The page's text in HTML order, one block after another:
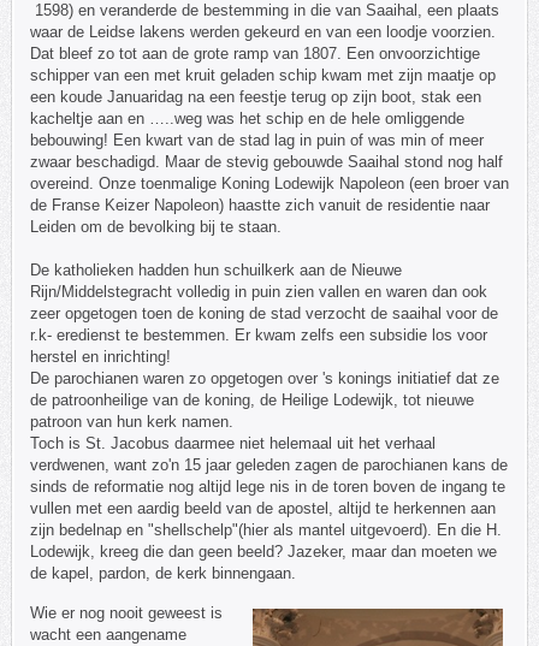
1598) en veranderde de bestemming in die van Saaihal, een plaats
waar de Leidse lakens werden gekeurd en van een loodje voorzien.
Dat bleef zo tot aan de grote ramp van 1807. Een onvoorzichtige
schipper van een met kruit geladen schip kwam met zijn maatje op
een koude Januaridag na een feestje terug op zijn boot, stak een
kacheltje aan en …..weg was het schip en de hele omliggende
bebouwing! Een kwart van de stad lag in puin of was min of meer
zwaar beschadigd. Maar de stevig gebouwde Saaihal stond nog half
overeind. Onze toenmalige Koning Lodewijk Napoleon (een broer van
de Franse Keizer Napoleon) haastte zich vanuit de residentie naar
Leiden om de bevolking bij te staan.
De katholieken hadden hun schuilkerk aan de Nieuwe
Rijn/Middelstegracht volledig in puin zien vallen en waren dan ook
zeer opgetogen toen de koning de stad verzocht de saaihal voor de
r.k- eredienst te bestemmen. Er kwam zelfs een subsidie los voor
herstel en inrichting!
De parochianen waren zo opgetogen over 's konings initiatief dat ze
de patroonheilige van de koning, de Heilige Lodewijk, tot nieuwe
patroon van hun kerk namen.
Toch is St. Jacobus daarmee niet helemaal uit het verhaal
verdwenen, want zo'n 15 jaar geleden zagen de parochianen kans de
sinds de reformatie nog altijd lege nis in de toren boven de ingang te
vullen met een aardig beeld van de apostel, altijd te herkennen aan
zijn bedelnap en "shellschelp"(hier als mantel uitgevoerd). En die H.
Lodewijk, kreeg die dan geen beeld? Jazeker, maar dan moeten we
de kapel, pardon, de kerk binnengaan.
Wie er nog nooit geweest is
wacht een aangename